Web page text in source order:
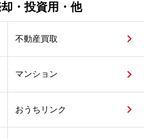
・投資用・他
不動産買取
マンション
おうちリンク